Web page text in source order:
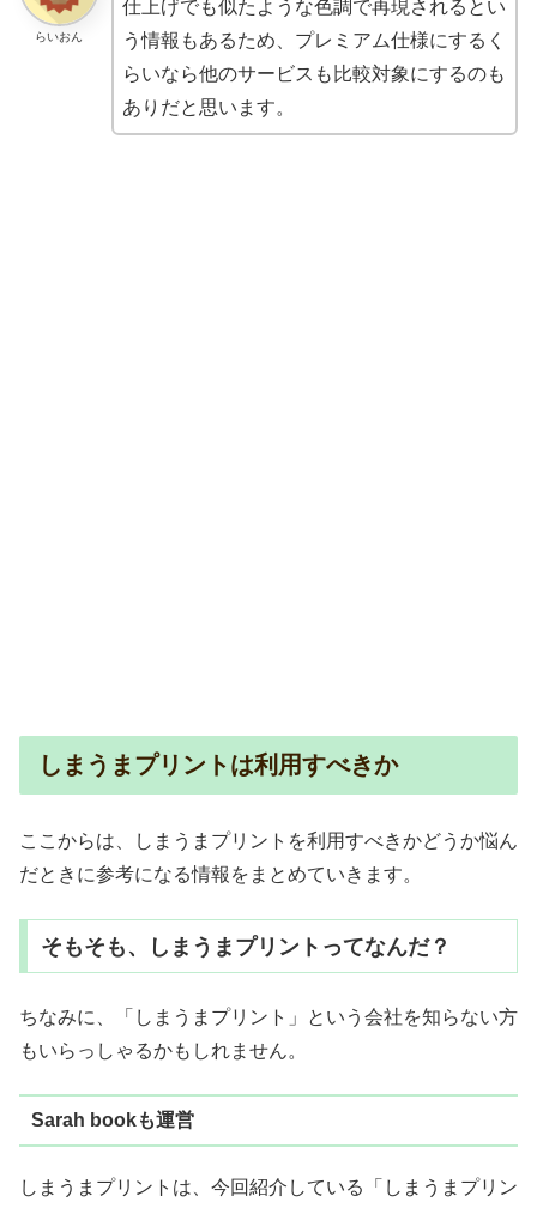
らいおん
仕上げでも似たような色調で再現されるとい
う情報もあるため、プレミアム仕様にするく
らいなら他のサービスも比較対象にするのも
ありだと思います。
しまうまプリントは利用すべきか
ここからは、しまうまプリントを利用すべきかどうか悩ん
だときに参考になる情報をまとめていきます。
そもそも、しまうまプリントってなんだ？
ちなみに、「しまうまプリント」という会社を知らない方
もいらっしゃるかもしれません。
Sarah bookも運営
しまうまプリントは、今回紹介している「しまうまプリン